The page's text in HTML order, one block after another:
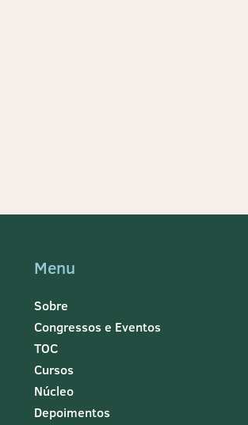
Menu
Sobre
Congressos e Eventos
TOC
Cursos
Núcleo
Depoimentos